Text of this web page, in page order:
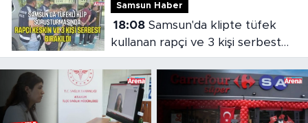
Samsun Haber
18:08Samsun'da klipte tüfek
kullanan rapçi ve 3 kişi serbest
bırakıldı